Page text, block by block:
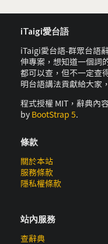
iTaigi愛台語
iTaigi愛台語-群眾台語
伸專案，想知道一個詞
都可以查，但不一定查
明台語講法貢獻給大家
程式授權 MIT，辭典內
by BootStrap 5.
條款
關於本站
服務條款
隱私權條款
站內服務
查辭典